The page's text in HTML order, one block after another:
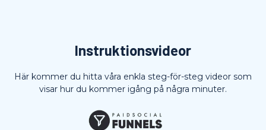
Instruktionsvideor
Här kommer du hitta våra enkla steg-för-steg videor som
visar hur du kommer igång på några minuter.